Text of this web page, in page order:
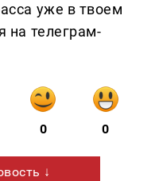
уже в твоем
на телеграм-
0 0
↓